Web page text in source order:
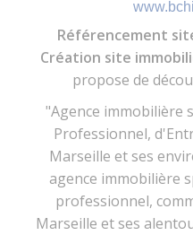
Référencement
Création site
propose de
"Agence immobilière
Professionnel,
Marseille et ses
agence immobilière
professionnel,
Marseille et ses